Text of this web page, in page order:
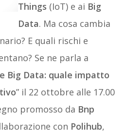
Things (IoT) e ai Big
Data. Ma cosa cambia
E quali rischi e
Se ne parla a
Big Data: quale impatto
” il 22 ottobre alle 17.00
promosso da Bnp
con Polihub,